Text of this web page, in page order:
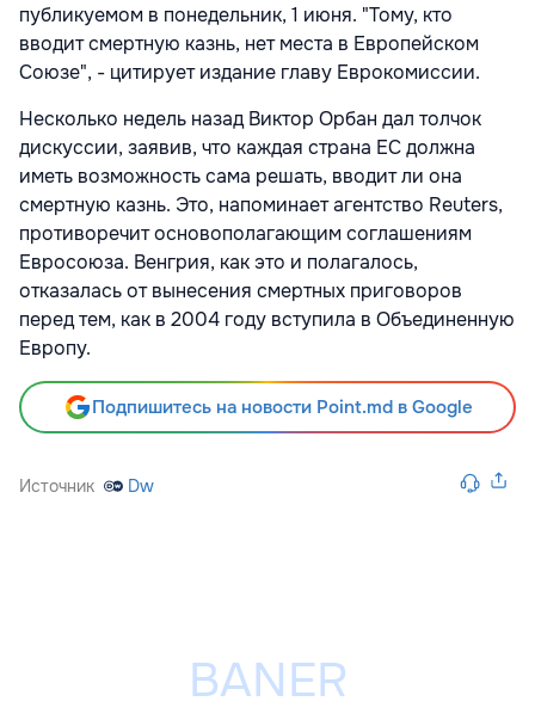
публикуемом в понедельник, 1 июня. "Тому, кто
вводит смертную казнь, нет места в Европейском
Союзе", - цитирует издание главу Еврокомиссии.
Несколько недель назад Виктор Орбан дал толчок
дискуссии, заявив, что каждая страна ЕС должна
иметь возможность сама решать, вводит ли она
смертную казнь. Это, напоминает агентство Reuters,
противоречит основополагающим соглашениям
Евросоюза. Венгрия, как это и полагалось,
отказалась от вынесения смертных приговоров
перед тем, как в 2004 году вступила в Объединенную
Европу.
Подпишитесь на новости Point.md в Google
Источник Dw